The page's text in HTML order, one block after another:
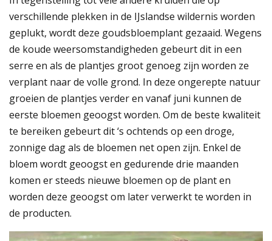
verschillende plekken in de IJslandse wildernis worden
geplukt, wordt deze goudsbloemplant gezaaid. Wegens
de koude weersomstandigheden gebeurt dit in een
serre en als de plantjes groot genoeg zijn worden ze
verplant naar de volle grond. In deze ongerepte natuur
groeien de plantjes verder en vanaf juni kunnen de
eerste bloemen geoogst worden. Om de beste kwaliteit
te bereiken gebeurt dit ‘s ochtends op een droge,
zonnige dag als de bloemen net open zijn. Enkel de
bloem wordt geoogst en gedurende drie maanden
komen er steeds nieuwe bloemen op de plant en
worden deze geoogst om later verwerkt te worden in
de producten.